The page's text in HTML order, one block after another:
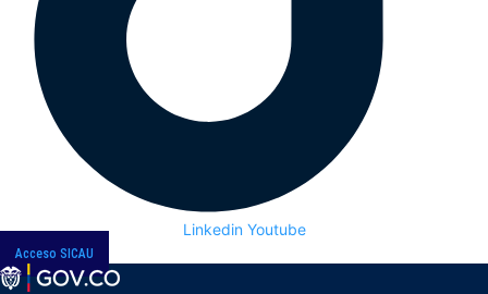
Linkedin Youtube
Acceso SICAU